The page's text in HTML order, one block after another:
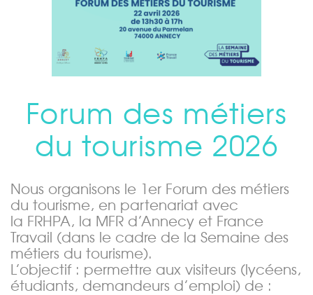
Forum des métiers
du tourisme 2026
Nous organisons le 1er Forum des métiers
du tourisme, en partenariat avec
la FRHPA, la MFR d’Annecy et France
Travail (dans le cadre de la Semaine des
métiers du tourisme).
L’objectif : permettre aux visiteurs (lycéens,
étudiants, demandeurs d’emploi) de :